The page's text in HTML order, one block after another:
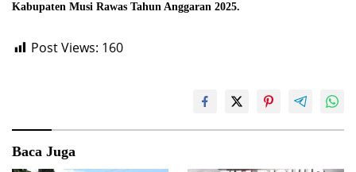
Kabupaten Musi Rawas Tahun Anggaran 2025.
Post Views: 160
Baca Juga